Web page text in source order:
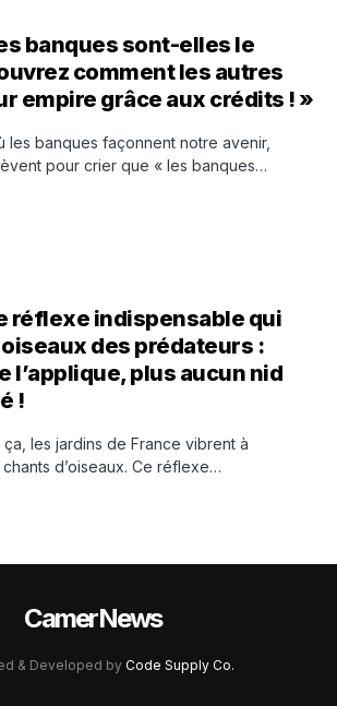
banques sont-elles le
comment les autres
empire grâce aux crédits ! »
les banques façonnent notre avenir,
pour crier que « les banques…
réflexe indispensable qui
des prédateurs :
l’applique, plus aucun nid
!
les jardins de France vibrent à
d’oiseaux. Ce réflexe…
CamerNews
& Developed by Code Supply Co.